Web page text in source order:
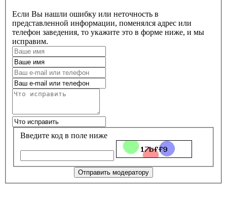
Если Вы нашли ошибку или неточность в
представленной информации, поменялся адрес или
телефон заведения, то укажите это в форме ниже, и мы
исправим.
Введите код в поле ниже
Отправить модератору